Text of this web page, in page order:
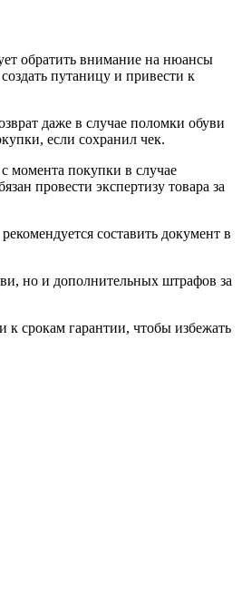
путаницу и привести к
даже в случае поломки обуви
если сохранил чек.
момента покупки в случае
провести экспертизу товара за
составить документ в
но и дополнительных штрафов за
к срокам гарантии, чтобы избежать